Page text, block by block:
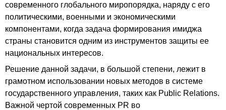
современного глобального миропорядка, наряду с его
политическими, военными и экономическими
компонентами, когда задача формирования имиджа
страны становится одним из инструментов защиты ее
национальных интересов.
Решение данной задачи, в большой степени, лежит в
грамотном использовании новых методов в системе
государственного управления, таких как Public Relations.
Важной чертой современных PR во